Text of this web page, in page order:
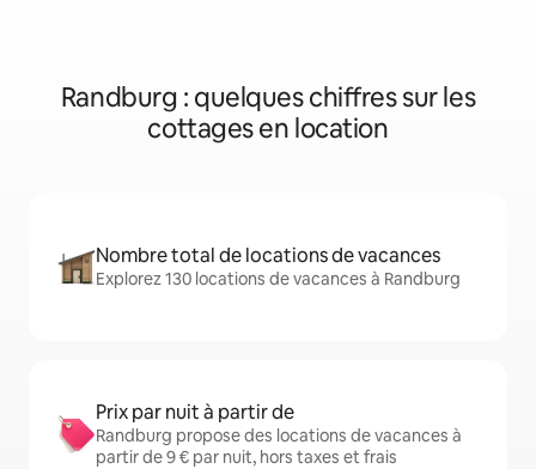
Randburg : quelques chiffres sur les
cottages en location
Nombre total de locations de vacances
Explorez 130 locations de vacances à Randburg
Prix par nuit à partir de
Randburg propose des locations de vacances à
partir de 9 € par nuit, hors taxes et frais